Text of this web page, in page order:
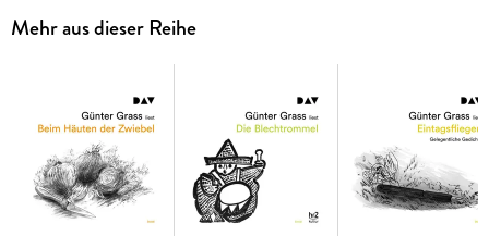
und Katastrophen, Fanatismus und hoffnungsvolle
Neuanfänge. Ungekürzte Lesung 2 mp3-CDs | ca. 10 h 59 min
Mehr aus dieser Reihe